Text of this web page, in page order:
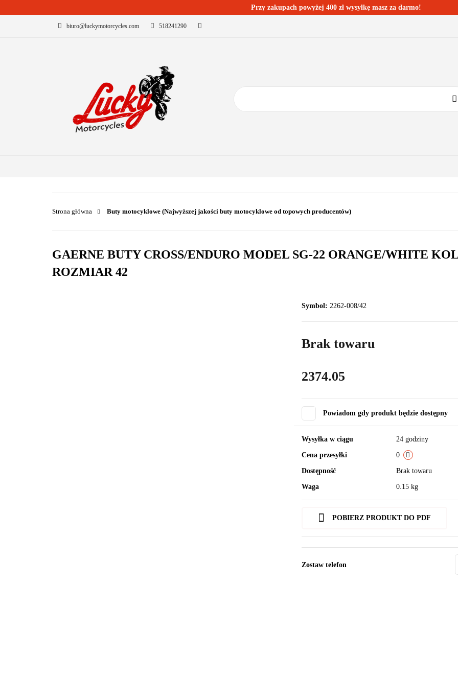
Przy zakupach powyżej 400 zł wysyłkę masz za darmo!
biuro@luckymotorcycles.com 518241290
KATEGORIE
Strona główna Buty motocyklowe (Najwyższej jakości buty motocyklowe od topowych producentów)
GAERNE BUTY CROSS/ENDURO MODEL SG-22 ORANGE/WHITE
ROZMIAR 42
Symbol: 2262-008/42
Brak towaru
2374.05
Powiadom gdy produkt będzie dostępny
Wysyłka w ciągu 24 godziny
Cena przesyłki 0
Dostępność Brak towaru
Waga 0.15 kg
POBIERZ PRODUKT DO PDF
Zostaw telefon